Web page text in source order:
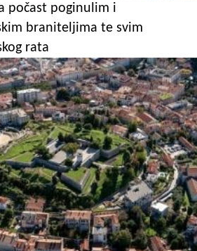
počast poginulim i
braniteljima te svim
rata